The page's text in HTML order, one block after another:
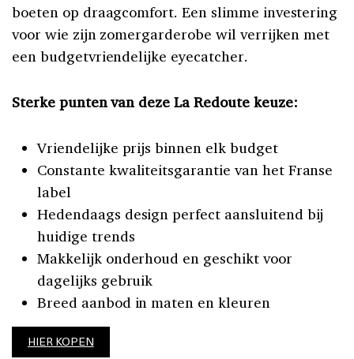
boeten op draagcomfort. Een slimme investering
voor wie zijn zomergarderobe wil verrijken met
een budgetvriendelijke eyecatcher.
Sterke punten van deze La Redoute keuze:
Vriendelijke prijs binnen elk budget
Constante kwaliteitsgarantie van het Franse
label
Hedendaags design perfect aansluitend bij
huidige trends
Makkelijk onderhoud en geschikt voor
dagelijks gebruik
Breed aanbod in maten en kleuren
HIER KOPEN